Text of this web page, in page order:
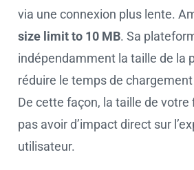
via une connexion plus lente.
size limit to 10 MB. Sa
indépendamment la taille de la
réduire le temps de
De cette façon, la taille de votre
pas avoir d’impact direct sur
utilisateur.